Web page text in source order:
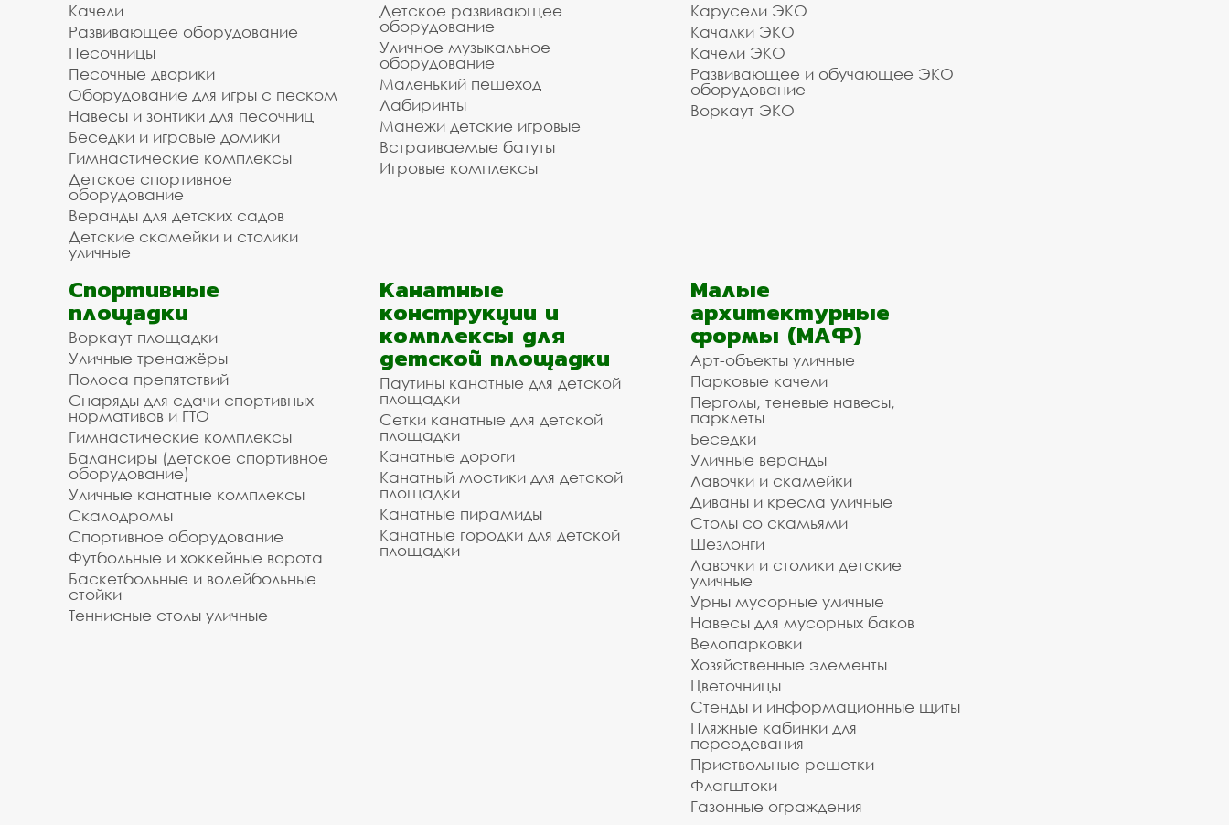
Качели
Развивающее оборудование
Песочницы
Песочные дворики
Оборудование для игры с песком
Навесы и зонтики для песочниц
Беседки и игровые домики
Гимнастические комплексы
Детское спортивное
оборудование
Веранды для детских садов
Детские скамейки и столики
уличные
Детское развивающее
оборудование
Уличное музыкальное
оборудование
Маленький пешеход
Лабиринты
Манежи детские игровые
Встраиваемые батуты
Игровые комплексы
Карусели ЭКО
Качалки ЭКО
Качели ЭКО
Развивающее и обучающее ЭКО
оборудование
Воркаут ЭКО
Спортивные
площадки
Воркаут площадки
Уличные тренажёры
Полоса препятствий
Снаряды для сдачи спортивных
нормативов и ГТО
Гимнастические комплексы
Балансиры (детское спортивное
оборудование)
Уличные канатные комплексы
Скалодромы
Спортивное оборудование
Футбольные и хоккейные ворота
Баскетбольные и волейбольные
стойки
Теннисные столы уличные
Канатные
конструкции и
комплексы для
детской площадки
Паутины канатные для детской
площадки
Сетки канатные для детской
площадки
Канатные дороги
Канатный мостики для детской
площадки
Канатные пирамиды
Канатные городки для детской
площадки
Малые
архитектурные
формы (МАФ)
Арт-объекты уличные
Парковые качели
Перголы, теневые навесы,
парклеты
Беседки
Уличные веранды
Лавочки и скамейки
Диваны и кресла уличные
Столы со скамьями
Шезлонги
Лавочки и столики детские
уличные
Урны мусорные уличные
Навесы для мусорных баков
Велопарковки
Хозяйственные элементы
Цветочницы
Стенды и информационные щиты
Пляжные кабинки для
переодевания
Приствольные решетки
Флагштоки
Газонные ограждения